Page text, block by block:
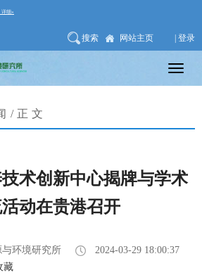
搜索 网站主页 | 登录
/正文
术创新中心揭牌与学术
动在贵港召开
环境研究所
2024-03-29 18:00:37
藏